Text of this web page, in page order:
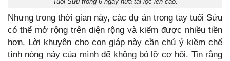
Nhưng trong thời gian này, các dự án trong tay tuổi Sửu
có thể mở rộng trên diện rộng và kiếm được nhiều tiền
hơn. Lời khuyên cho con giáp này cần chú ý kiềm chế
tính nóng nảy của mình để không bỏ lỡ cơ hội. Tin rằng